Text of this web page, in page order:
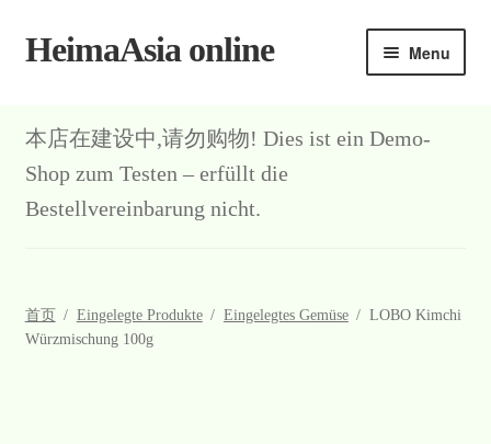
Skip
Skip
HeimaAsia online Menu
本店在建设中,请勿购物! Dies ist ein Demo-
Shop zum Testen – erfüllt die
Bestellvereinbarung nicht.
首页 / Eingelegte Produkte / Eingelegtes Gemüse / LOBO Kimchi
Würzmischung 100g